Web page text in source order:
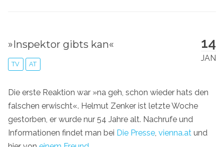
14
JAN
»Inspektor gibts kan«
TV AT
Die erste Reaktion war »na geh, schon wieder hats den
falschen erwischt«. Helmut Zenker ist letzte Woche
gestorben, er wurde nur 54 Jahre alt. Nachrufe und
Informationen findet man bei Die Presse, vienna.at und